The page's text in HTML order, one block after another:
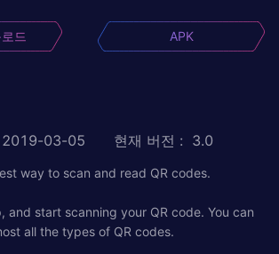
드 APK
2019-03-05 현재 버전 : 3.0
way to scan and read QR codes.
and start scanning your QR code. You can
all the types of QR codes.